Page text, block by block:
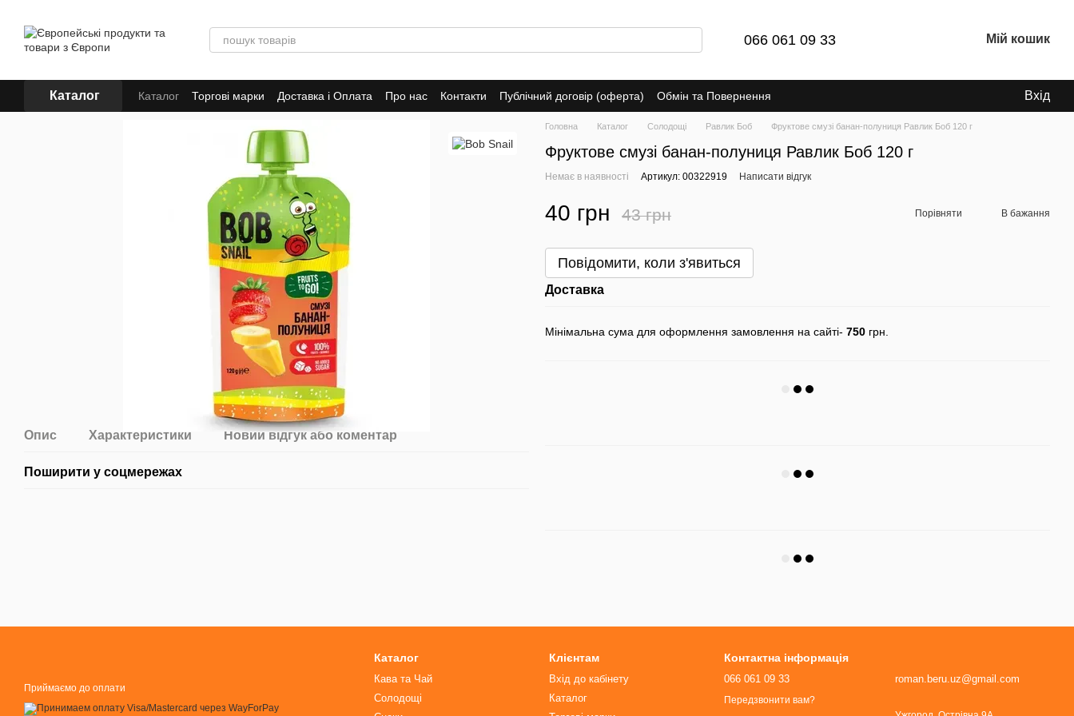
066 061 09 33 Мій кошик
Каталог Каталог Торгові марки Доставка і Оплата Про нас Контакти Публічний договір (оферта) Обмін та Повернення Вхід
Опис Характеристики Новий відгук або коментар
Поширити у соцмережах
Головна Каталог Солодощі Равлик Боб Фруктове смузі банан-полуниця Равлик Боб 120 г
Фруктове смузі банан-полуниця Равлик Боб 120 г
Немає в наявності Артикул: 00322919 Написати відгук
40 грн 43 грн Порівняти В бажання
Повідомити, коли з'явиться
Доставка
Мінімальна сума для оформлення замовлення на сайті- 750 грн.
Приймаємо до оплати
Каталог
Кава та Чай
Солодощі
Клієнтам
Вхід до кабінету
Каталог
Контактна інформація
066 061 09 33
Передзвонити вам?
roman.beru.uz@gmail.com